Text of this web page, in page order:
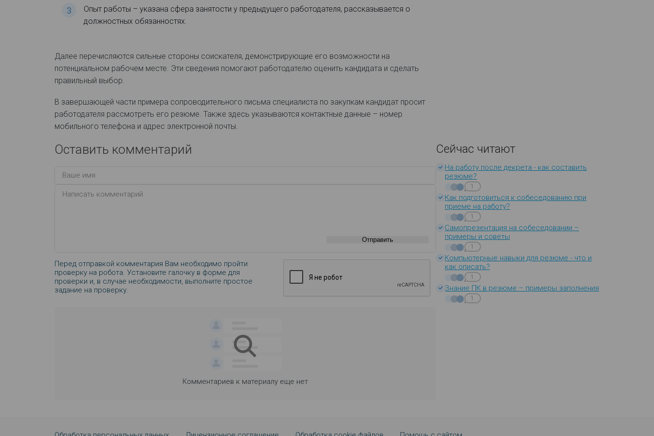
Опыт работы – указана сфера занятости у предыдущего работодателя, рассказывается о
должностных обязанностях.
Далее перечисляются сильные стороны соискателя, демонстрирующие его возможности на
потенциальном рабочем месте. Эти сведения помогают работодателю оценить кандидата и сделать
правильный выбор.
В завершающей части примера сопроводительного письма специалиста по закупкам кандидат просит
работодателя рассмотреть его резюме. Также здесь указываются контактные данные – номер
мобильного телефона и адрес электронной почты.
Оставить комментарий
Отправить
Перед отправкой комментария Вам необходимо пройти
проверку на робота. Установите галочку в форме для
проверки и, в случае необходимости, выполните простое
задание на проверку.
Комментариев к материалу еще нет
Сейчас читают
На работу после декрета - как составить
резюме?
1
Как подготовиться к собеседованию при
приеме на работу?
1
Самопрезентация на собеседовании –
примеры и советы
1
Компьютерные навыки для резюме - что и
как описать?
1
Знание ПК в резюме – примеры заполнения
1